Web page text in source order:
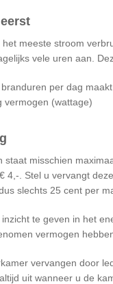
meeste stroom
vele uren aan.
per dag maakt
vermogen (wattage)
staat misschien
4,-. Stel u vervangt
slechts 25 cent per
te geven in het
vermogen
vervangen door
uit wanneer u de